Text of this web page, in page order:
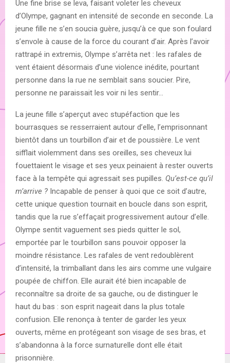
Une fine brise se leva, faisant voleter les cheveux
d’Olympe, gagnant en intensité de seconde en seconde. La
jeune fille ne s’en soucia guère, jusqu’à ce que son foulard
s’envole à cause de la force du courant d’air. Après l’avoir
rattrapé in extremis, Olympe s’arrêta net : les rafales de
vent étaient désormais d’une violence inédite, pourtant
personne dans la rue ne semblait sans soucier. Pire,
personne ne paraissait les voir ni les sentir…
La jeune fille s’aperçut avec stupéfaction que les
bourrasques se resserraient autour d’elle, l’emprisonnant
bientôt dans un tourbillon d’air et de poussière. Le vent
sifflait violemment dans ses oreilles, ses cheveux lui
fouettaient le visage et ses yeux peinaient à rester ouverts
face à la tempête qui agressait ses pupilles. Qu’est-ce qu’il
m’arrive ? Incapable de penser à quoi que ce soit d’autre,
cette unique question tournait en boucle dans son esprit,
tandis que la rue s’effaçait progressivement autour d’elle.
Olympe sentit vaguement ses pieds quitter le sol,
emportée par le tourbillon sans pouvoir opposer la
moindre résistance. Les rafales de vent redoublèrent
d’intensité, la trimballant dans les airs comme une vulgaire
poupée de chiffon. Elle aurait été bien incapable de
reconnaître sa droite de sa gauche, ou de distinguer le
haut du bas : son esprit nageait dans la plus totale
confusion. Elle renonça à tenter de garder les yeux
ouverts, même en protégeant son visage de ses bras, et
s’abandonna à la force surnaturelle dont elle était
prisonnière.